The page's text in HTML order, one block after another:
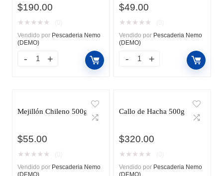
$190.00
★ ★ ★ ★ ★
Vendido por Pescaderia Nemo
(DEMO)
$49.00
★ ★ ★ ★ ★
Vendido por Pescaderia Nemo
(DEMO)
Mejillón Chileno 500g
$55.00
★ ★ ★ ★ ★
Vendido por Pescaderia Nemo
(DEMO)
Callo de Hacha 500g
$320.00
★ ★ ★ ★ ★
Vendido por Pescaderia Nemo
(DEMO)